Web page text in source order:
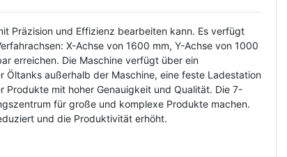
Präzision und Effizienz bearbeiten kann. Es verfügt
X-Achse von 1600 mm, Y-Achse von 1000
erreichen. Die Maschine verfügt über ein
außerhalb der Maschine, eine feste Ladestation
Produkte mit hoher Genauigkeit und Qualität. Die 7-
für große und komplexe Produkte machen.
und die Produktivität erhöht.